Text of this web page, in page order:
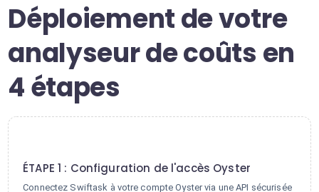
Déploiement de votre
analyseur de coûts en
4 étapes
ÉTAPE 1 : Configuration de l'accès Oyster
Connectez Swiftask à votre compte Oyster via une API sécurisée